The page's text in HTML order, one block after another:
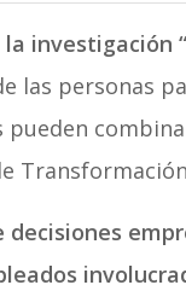
investigación “
las personas
decisiones